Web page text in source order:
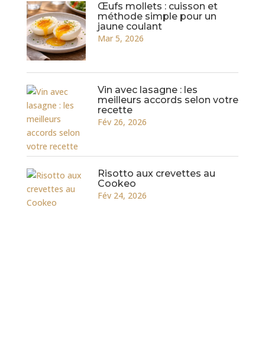
Œufs mollets : cuisson et
méthode simple pour un
jaune coulant
Mar 5, 2026
Vin avec lasagne : les
meilleurs accords selon votre
recette
Fév 26, 2026
Risotto aux crevettes au
Cookeo
Fév 24, 2026